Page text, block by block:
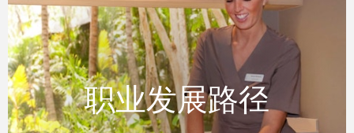
职业发展路径
与我们一同成长
职业发展路径
一个澳大利亚最受欢迎的度假胜地之一，汉密
尔顿岛採用了一个不断成长的团队创造数百名